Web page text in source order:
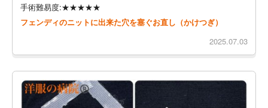
手術難易度:★★★★★
フェンディのニットに出来た穴を塞ぐお直し（かけつぎ）
2025.07.03